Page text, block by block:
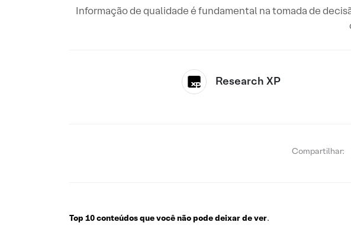
Informação de qualidade é fundamental na tomada de
Research XP
Compartilhar:
Top 10 conteúdos que você não pode deixar de ver.